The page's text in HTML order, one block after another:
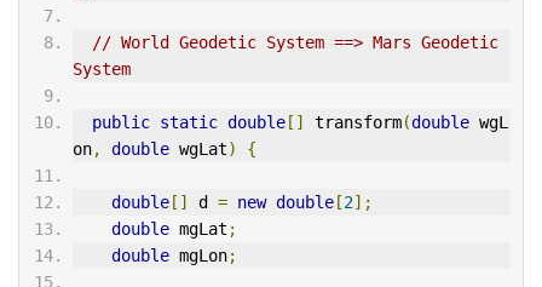
// World Geodetic System ==> Mars Geodetic
System
public static double [] transform(double wgL
on, double wgLat) {
double [] d = new double [2];
double mgLat ;
double mgLon;